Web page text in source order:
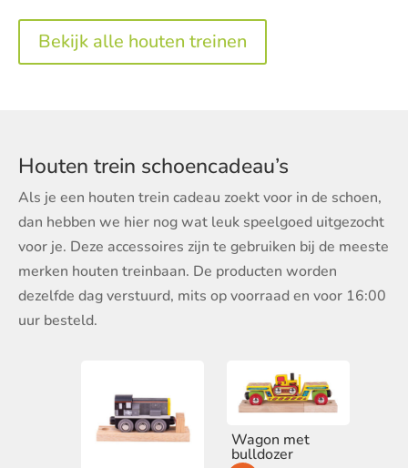
Bekijk alle houten treinen
Houten trein schoencadeau’s
Als je een houten trein cadeau zoekt voor in de schoen,
dan hebben we hier nog wat leuk speelgoed uitgezocht
voor je. Deze accessoires zijn te gebruiken bij de meeste
merken houten treinbaan. De producten worden
dezelfde dag verstuurd, mits op voorraad en voor 16:00
uur besteld.
Wagon met
bulldozer